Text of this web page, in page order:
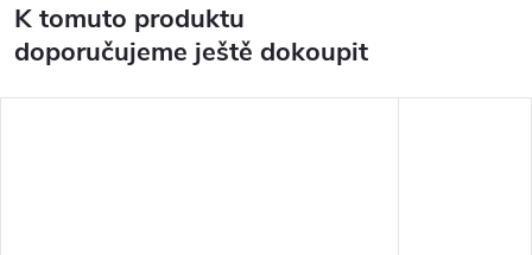
K tomuto produktu
doporučujeme ještě dokoupit